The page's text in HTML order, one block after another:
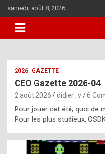
to
content
samedi, août 8, 2026
2026 GAZETTE
CEO Gazette 2026-04
2 août 2026 didier_v 6
Pour jouer cet été, quoi de
Pour les plus studieux,